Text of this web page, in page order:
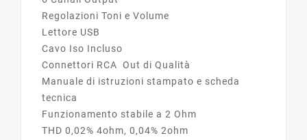
Regolazioni Toni e Volume
Lettore USB
Cavo Iso Incluso
Connettori RCA Out di Qualità
Manuale di istruzioni stampato e scheda
tecnica
Funzionamento stabile a 2 Ohm
THD 0,02% 4ohm, 0,04% 2ohm